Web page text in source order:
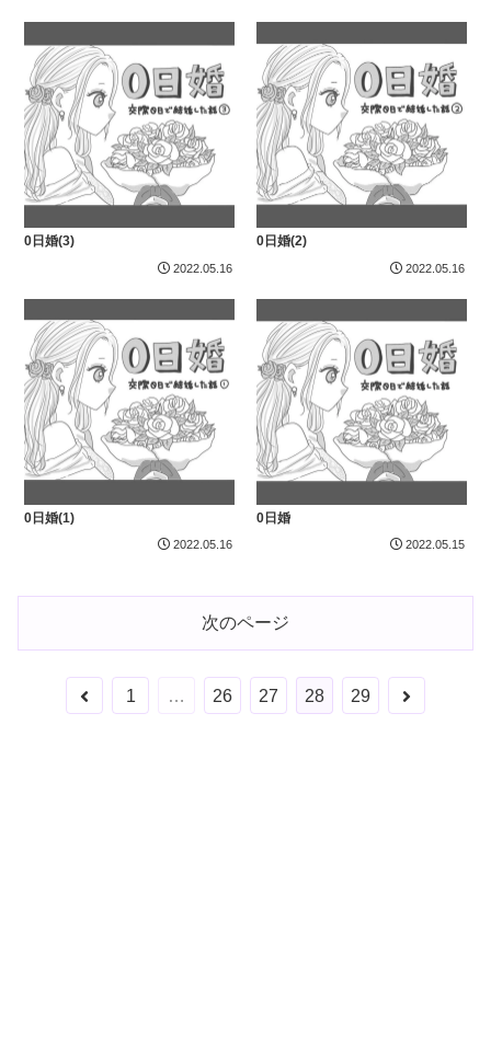
0日婚(3)
2022.05.16
0日婚(2)
2022.05.16
0日婚(1)
2022.05.16
0日婚
2022.05.15
次のページ
前
1 … 26 27 28 29
次